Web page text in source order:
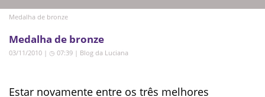
Medalha de bronze
Medalha de bronze
03/11/2010 | ◷ 07:39 | Blog da Luciana
Estar novamente entre os três melhores